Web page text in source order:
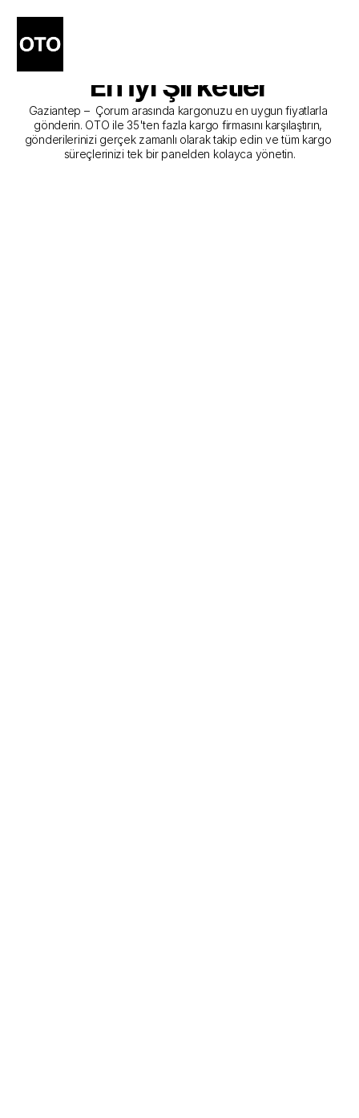
Gaziantep - Çorum Kargo
Gönderim Hizmeti Sunan
En İyi Şirketler
Gaziantep –  Çorum arasında kargonuzu en uygun fiyatlarla
gönderin. OTO ile 35'ten fazla kargo firmasını karşılaştırın,
gönderilerinizi gerçek zamanlı olarak takip edin ve tüm kargo
süreçlerinizi tek bir panelden kolayca yönetin.